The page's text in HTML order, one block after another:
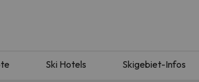
Ski Hotels Skigebiet-Infos